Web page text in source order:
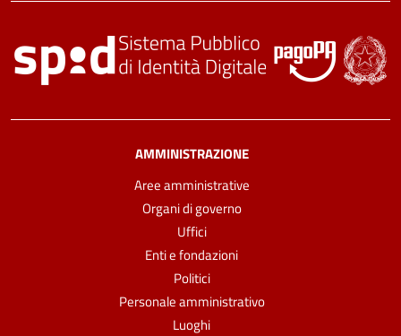
AMMINISTRAZIONE
Aree amministrative
Organi di governo
Uffici
Enti e fondazioni
Politici
Personale amministrativo
Luoghi